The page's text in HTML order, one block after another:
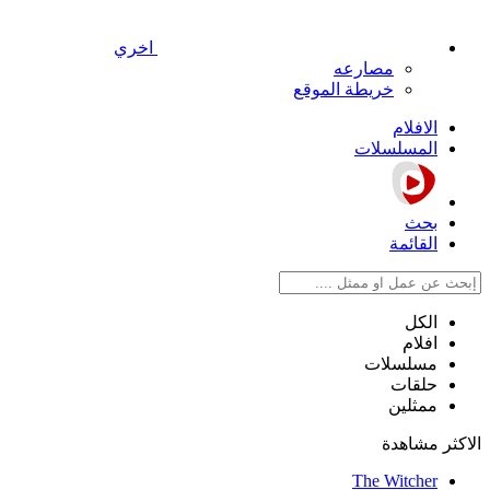
اخري
مصارعه
خريطة الموقع
الافلام
المسلسلات
بحث
القائمة
الكل
افلام
مسلسلات
حلقات
ممثلين
الاكثر مشاهدة
The Witcher